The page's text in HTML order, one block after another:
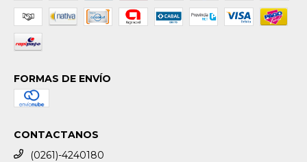
FORMAS DE ENVÍO
CONTACTANOS
(0261)-4240180